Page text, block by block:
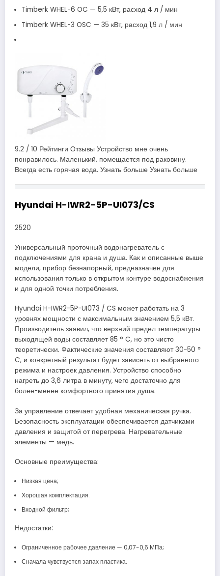
Timberk WHEL-6 OC — 5,5 кВт, расход 4 л / мин
Timberk WHEL-3 OSC — 35 кВт, расход 1,9 л / мин
9.2 / 10 Рейтинги Отзывы Устройство мне очень
понравилось. Маленький, помещается под раковину.
Всегда есть горячая вода. Узнать больше Узнать больше
Hyundai H-IWR2-5P-UI073/CS
2520
Универсальный проточный водонагреватель с
подключениями для крана и душа. Как и описанные выше
модели, прибор безнапорный, предназначен для
использования только в открытом контуре водоснабжения
и для одной точки потребления.
Hyundai H-IWR2-5P-UI073 / CS может работать на 3
уровнях мощности с максимальным значением 5,5 кВт.
Производитель заявил, что верхний предел температуры
выходящей воды составляет 85 ° C, но это чисто
теоретически. Фактические значения составляют 30-50 °
C, и конкретный результат будет зависеть от выбранного
режима и настроек давления. Устройство способно
нагреть до 3,6 литра в минуту, чего достаточно для
более-менее комфортного принятия душа.
За управление отвечает удобная механическая ручка.
Безопасность эксплуатации обеспечивается датчиками
давления и защитой от перегрева. Нагревательные
элементы — медь.
Основные преимущества:
Низкая цена;
Хорошая комплектация.
Входной фильтр;
Недостатки:
Ограниченное рабочее давление — 0,07-0,6 МПа;
Сначала чувствуется запах пластика.